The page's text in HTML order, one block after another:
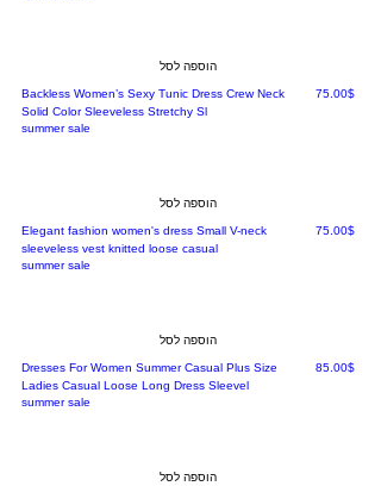
הוספה לסל
Backless Women’s Sexy Tunic Dress Crew Neck
Solid Color Sleeveless Stretchy Sl
מחיר ‏75.00 ‏$
summer sale
הוספה לסל
Elegant fashion women's dress Small V-neck
sleeveless vest knitted loose casual
מחיר ‏75.00 ‏$
summer sale
הוספה לסל
Dresses For Women Summer Casual Plus Size
Ladies Casual Loose Long Dress Sleevel
מחיר ‏85.00 ‏$
summer sale
הוספה לסל